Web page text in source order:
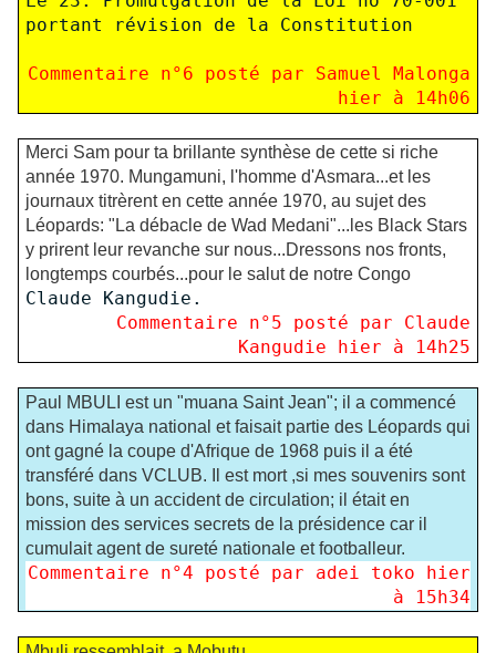
portant révision de la Constitution
Commentaire n°6 posté par Samuel Malonga
hier à 14h06
Merci Sam pour ta brillante synthèse de cette si riche
année 1970. Mungamuni, l'homme d'Asmara...et les
journaux titrèrent en cette année 1970, au sujet des
Léopards: "La débacle de Wad Medani"...les Black Stars
y prirent leur revanche sur nous...Dressons nos fronts,
longtemps courbés...pour le salut de notre Congo
Claude Kangudie.
Commentaire n°5 posté par Claude
Kangudie hier à 14h25
Paul MBULI est un "muana Saint Jean"; il a commencé
dans Himalaya national et faisait partie des Léopards qui
ont gagné la coupe d'Afrique de 1968 puis il a été
transféré dans VCLUB. Il est mort ,si mes souvenirs sont
bons, suite à un accident de circulation; il était en
mission des services secrets de la présidence car il
cumulait agent de sureté nationale et footballeur.
Commentaire n°4 posté par adei toko hier
à 15h34